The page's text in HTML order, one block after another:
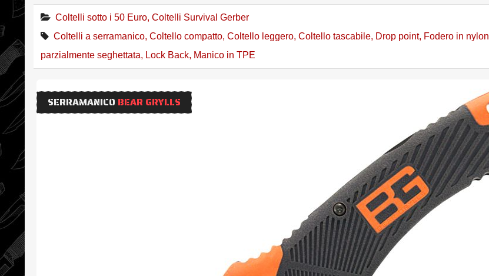
Coltelli sotto i 50 Euro, Coltelli Survival Gerber
Coltelli a serramanico, Coltello compatto, Coltello leggero, Coltello tascabile, Drop point, Fodero in nylon
parzialmente seghettata, Lock Back, Manico in TPE
SERRAMANICO BEAR GRYLLS